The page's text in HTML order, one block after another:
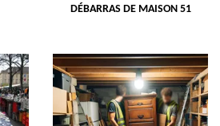
DÉBARRAS DE MAISON 51